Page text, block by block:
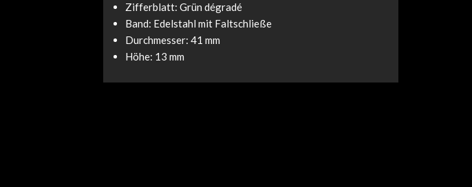
Zifferblatt: Grün dégradé
Band: Edelstahl mit Faltschließe
Durchmesser: 41 mm
Höhe: 13 mm